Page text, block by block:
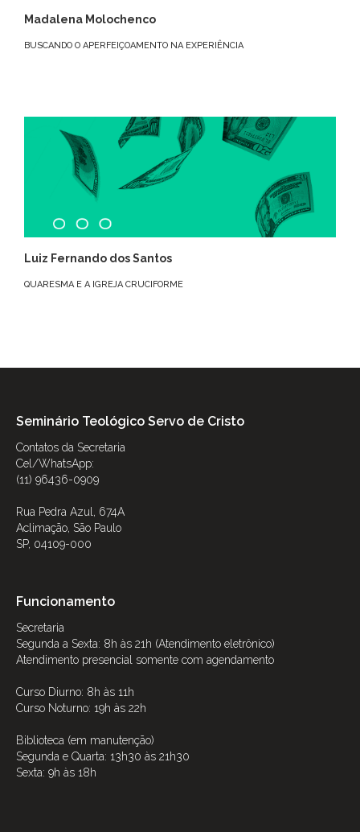
Madalena Molochenco
BUSCANDO O APERFEIÇOAMENTO NA EXPERIÊNCIA
Luiz Fernando dos Santos
QUARESMA E A IGREJA CRUCIFORME
Seminário Teológico Servo de Cristo
Contatos da Secretaria
Cel/WhatsApp:
(11) 96436-0909
Rua Pedra Azul, 674A
Aclimação, São Paulo
SP, 04109-000
Funcionamento
Secretaria
Segunda a Sexta: 8h às 21h (Atendimento eletrônico)
Atendimento presencial somente com agendamento
Curso Diurno: 8h às 11h
Curso Noturno: 19h às 22h
Biblioteca (em manutenção)
Segunda e Quarta: 13h30 às 21h30
Sexta: 9h às 18h